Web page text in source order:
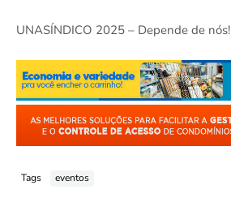
UNASÍNDICO 2025 – Depende de nós!
Tags eventos